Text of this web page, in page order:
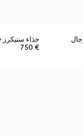
حذاء سنيكرز Gucci Ace مع شريط ويب للرجال
€ 750